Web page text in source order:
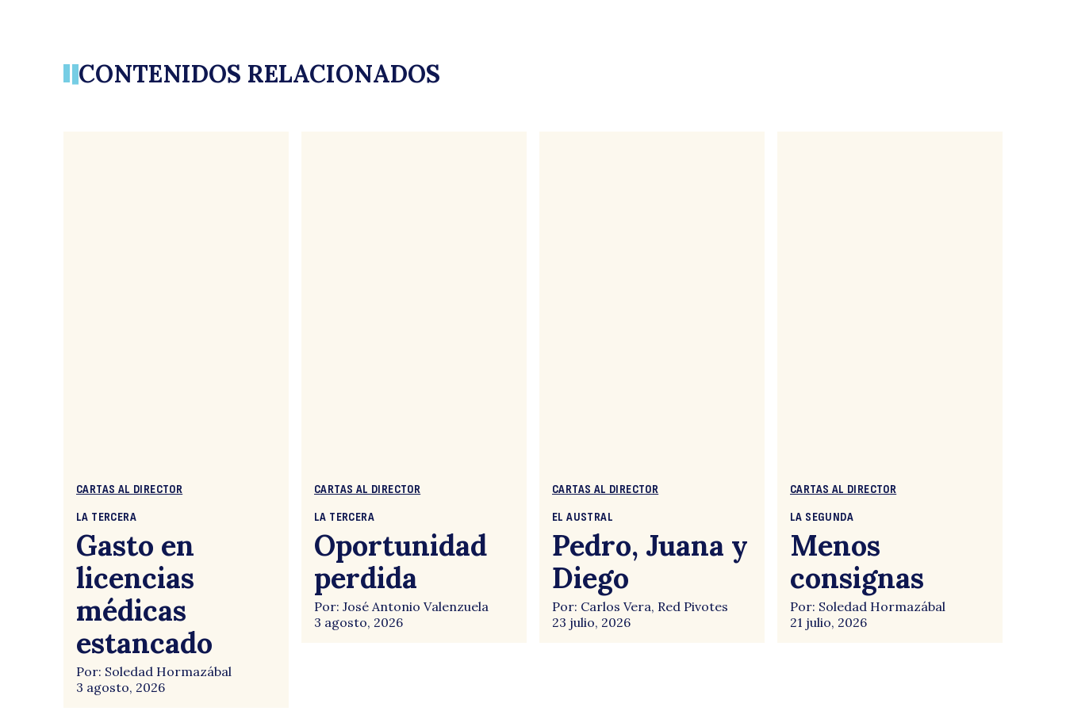
CONTENIDOS RELACIONADOS
CARTAS AL DIRECTOR
LA TERCERA
Gasto en
licencias
médicas
estancado
Por: Soledad Hormazábal
3 agosto, 2026
CARTAS AL DIRECTOR
LA TERCERA
Oportunidad
perdida
Por: José Antonio Valenzuela
3 agosto, 2026
CARTAS AL DIRECTOR
EL AUSTRAL
Pedro, Juana y
Diego
Por: Carlos Vera, Red Pivotes
23 julio, 2026
CARTAS AL DIRECTOR
LA SEGUNDA
Menos
consignas
Por: Soledad Hormazábal
21 julio, 2026